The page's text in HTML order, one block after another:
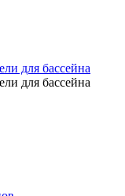
для бассейна
для бассейна